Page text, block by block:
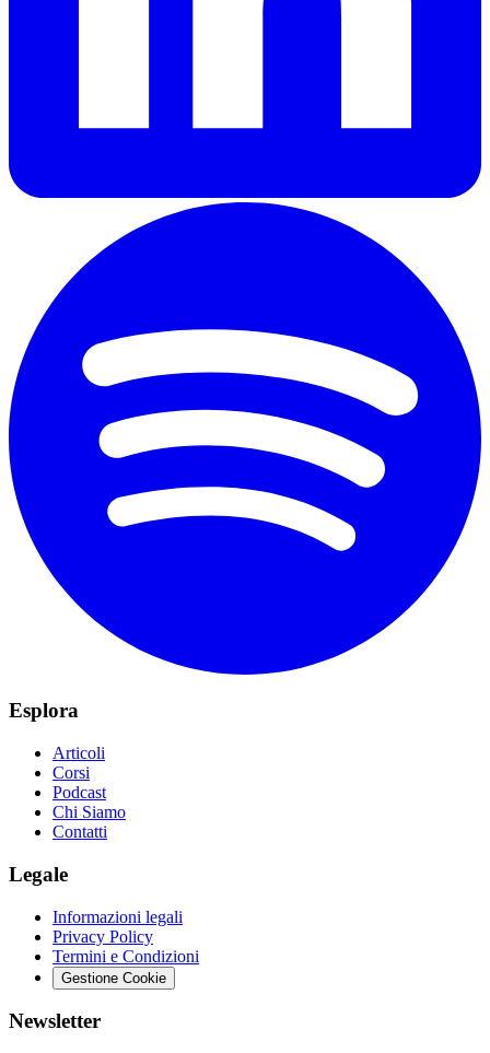
Esplora
Articoli
Corsi
Podcast
Chi Siamo
Contatti
Legale
Informazioni legali
Privacy Policy
Termini e Condizioni
Gestione Cookie
Newsletter